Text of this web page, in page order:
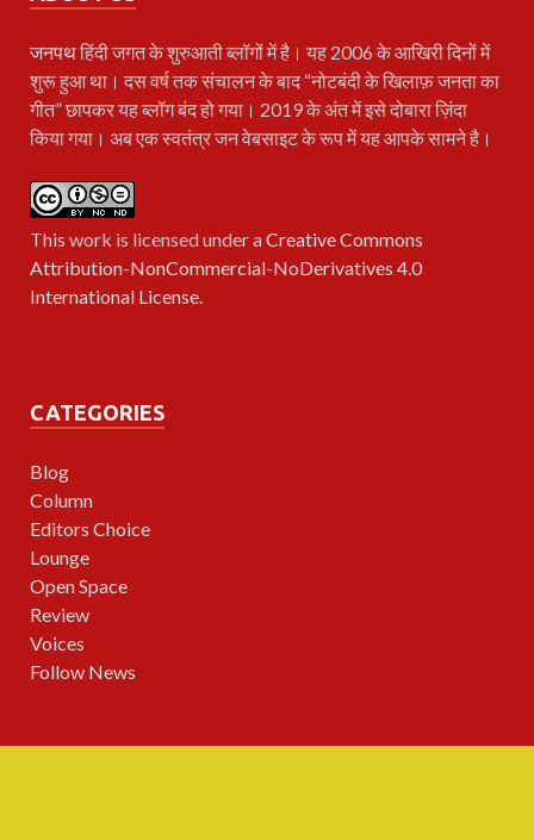
जनपथहिंदी जगत के शुरुआती ब्लॉगों में है। यह 2006 के आखिरी दिनों में
शुरू हुआ था। दस वर्ष तक संचालन के बाद “नोटबंदी के खिलाफ़ जनता का
गीत” छापकर यह ब्लॉग बंद हो गया। 2019 के अंत में इसे दोबारा ज़िंदा
किया गया। अब एक स्वतंत्र जन वेबसाइट के रूप में यह आपके सामने है।
This work is licensed under aCreative Commons
Attribution-NonCommercial-NoDerivatives 4.0
International License
CATEGORIES
Blog
Column
Editors Choice
Lounge
Open Space
Review
Voices
Follow News